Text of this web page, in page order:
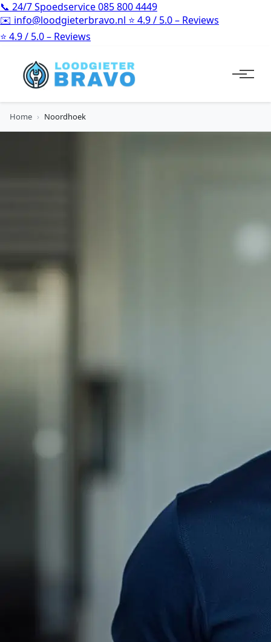
📞 24/7 Spoedservice085 800 4449
✉️ info@loodgieterbravo.nl ⭐ 4.9 / 5.0 – Reviews
⭐ 4.9 / 5.0 – Reviews
Home › Noordhoek